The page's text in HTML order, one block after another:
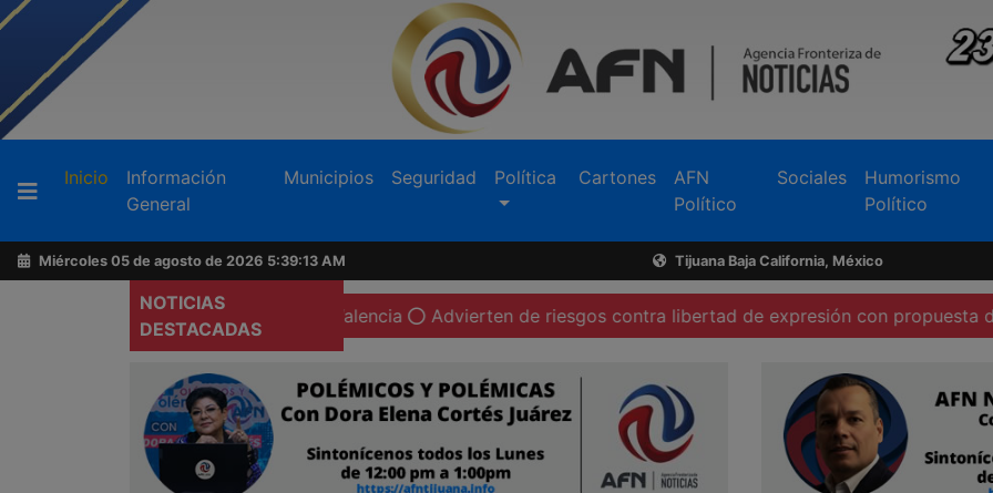
Inicio (current)
Información
General
Municipios Seguridad Política Cartones
AFN
Político
Sociales
Humorismo
Político
Miércoles 05 de agosto de 2026 5:39:14 AM Tijuana Baja California, México
NOTICIAS
DESTACADAS
25 mdd por "El Pelón" Valencia Advierten de riesgos contra libertad de expresión con propuesta del
Buscador
Acerca
de